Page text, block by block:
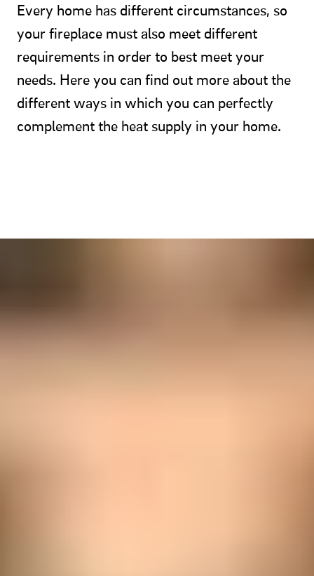
Every home has different circumstances, so
your fireplace must also meet different
requirements in order to best meet your
needs. Here you can find out more about the
different ways in which you can perfectly
complement the heat supply in your home.